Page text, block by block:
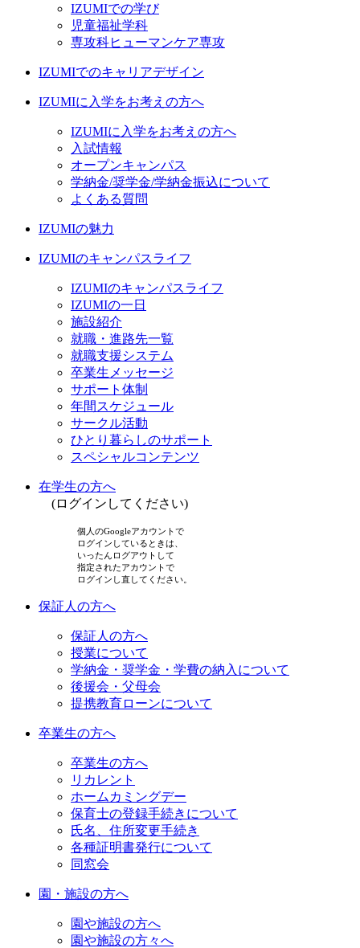
IZUMIでの学び
児童福祉学科
専攻科ヒューマンケア専攻
IZUMIでのキャリアデザイン
IZUMIに入学をお考えの方へ
IZUMIに入学をお考えの方へ
入試情報
オープンキャンパス
学納金/奨学金/学納金振込について
よくある質問
IZUMIの魅力
IZUMIのキャンパスライフ
IZUMIのキャンパスライフ
IZUMIの一日
施設紹介
就職・進路先一覧
就職支援システム
卒業生メッセージ
サポート体制
年間スケジュール
サークル活動
ひとり暮らしのサポート
スペシャルコンテンツ
在学生の方へ
(ログインしてください)
個人のGoogleアカウントで
ログインしているときは、
いったんログアウトして
指定されたアカウントで
ログインし直してください。
保証人の方へ
保証人の方へ
授業について
学納金・奨学金・学費の納入について
後援会・父母会
提携教育ローンについて
卒業生の方へ
卒業生の方へ
リカレント
ホームカミングデー
保育士の登録手続きについて
氏名、住所変更手続き
各種証明書発行について
同窓会
園・施設の方へ
園や施設の方へ
園や施設の方々へ